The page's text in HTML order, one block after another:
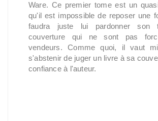
Ware. Ce premier tome est un
qu'il est impossible de reposer une
faudra juste lui pardonner
couverture qui ne sont pas
vendeurs. Comme quoi, il vaut
s'abstenir de juger un livre à sa
confiance à l'auteur.